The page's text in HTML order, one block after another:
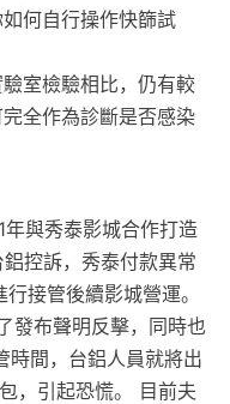
何自行操作快篩試
室檢驗相比，仍有較
全作為診斷是否感染
與秀泰影城合作打造
控訴，秀泰付款異常
接管後續影城營運。
發布聲明反擊，同時也
時間，台鋁人員就將出
，引起恐慌。 目前夫